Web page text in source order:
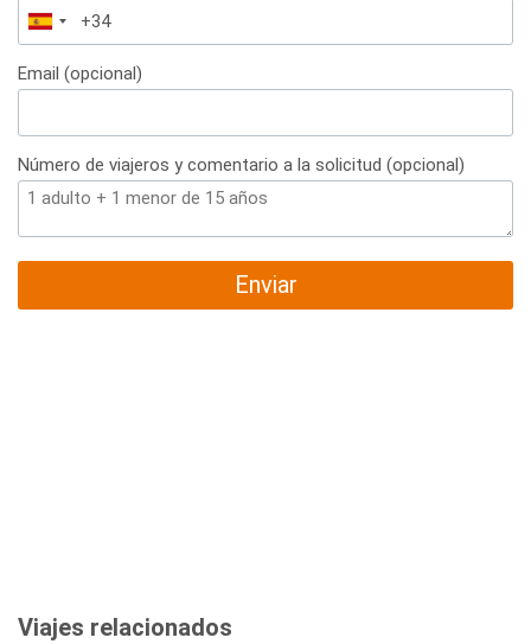
España
+34
Email (opcional)
Número de viajeros y comentario a la solicitud (opcional)
Enviar
Viajes relacionados